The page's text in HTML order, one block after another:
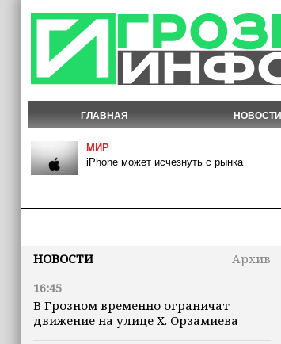
ГЛАВНАЯ НОВОСТИ
МИР
iPhone может исчезнуть с рынка
НОВОСТИ
Архив
16:45
В Грозном временно ограничат
движение на улице Х. Орзамиева